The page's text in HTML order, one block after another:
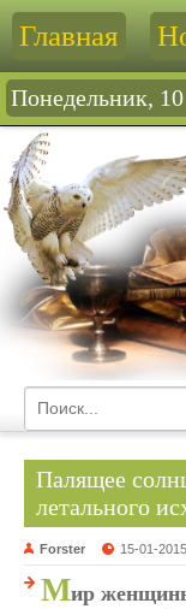
Главная
Понедельник, 10
Палящее
летального
Forster 15-01-
Мир